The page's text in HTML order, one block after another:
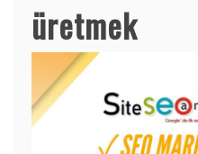
üretmek